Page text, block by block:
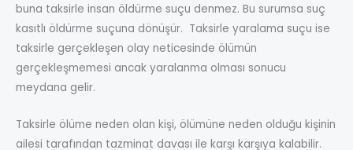
buna taksirle insan öldürme suçu denmez. Bu surumsa suç
kasıtlı öldürme suçuna dönüşür. Taksirle yaralama suçu ise
taksirle gerçekleşen olay neticesinde ölümün
gerçekleşmemesi ancak yaralanma olması sonucu
meydana gelir.
Taksirle ölüme neden olan kişi, ölümüne neden olduğu kişinin
ailesi tarafından tazminat davası ile karşı karşıya kalabilir.